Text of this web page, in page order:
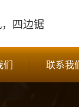
四边锯
们 联系我